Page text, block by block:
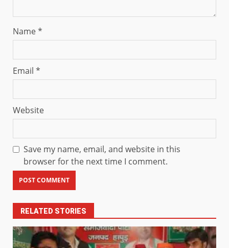
Name*
Email *
Website
Save my name, email, and website in this
browser for the next time I comment.
RELATED STORIES